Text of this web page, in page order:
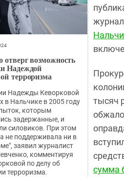
возможность
Надеждой
терроризма
Надежды Кеворковой
в Нальчике в 2005 году
которым
задержанные, и
силовиков. При этом
не поддерживала ни в
заявил журналист
комментируя
по делу об
терроризма.
тысяч
сумма